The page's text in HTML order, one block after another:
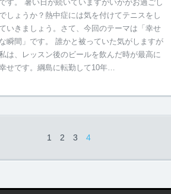
です。 暑い日が続いていますがいかがお過ごし
でしょうか？熱中症には気を付けてテニスをし
いきましょう。さて、今回のテーマは「幸せ
な瞬間」です。 誰かと被っていた気がしますが
は、レッスン後のビールを飲んだ時が最高に
せです。綱島に転勤して10年…
1 2 3 4